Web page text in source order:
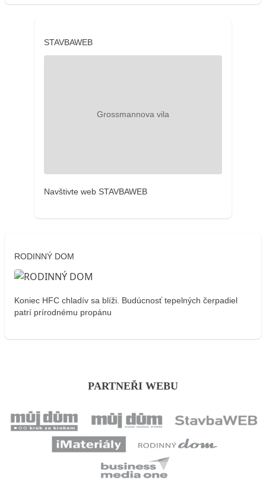
STAVBAWEB
Navštivte web STAVBAWEB
RODINNÝ DOM
Koniec HFC chladív sa blíži. Budúcnosť tepelných čerpadiel
patrí prírodnému propánu
PARTNEŘI WEBU